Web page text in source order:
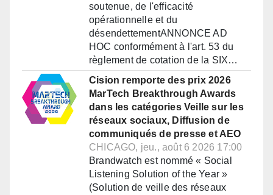
soutenue, de l'efficacité
opérationnelle et du
désendettementANNONCE AD
HOC conformément à l'art. 53 du
règlement de cotation de la SIX…
Cision remporte des prix 2026
MarTech Breakthrough Awards
dans les catégories Veille sur les
réseaux sociaux, Diffusion de
communiqués de presse et AEO
CHICAGO, jeu., août 6 2026 17:00
Brandwatch est nommé « Social
Listening Solution of the Year »
(Solution de veille des réseaux